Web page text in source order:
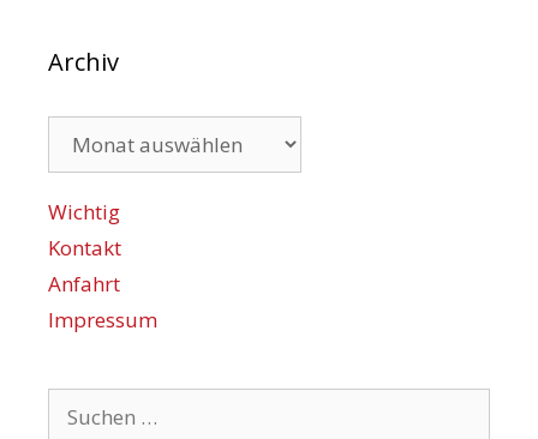
Archiv
Wichtig
Kontakt
Anfahrt
Impressum
nach: